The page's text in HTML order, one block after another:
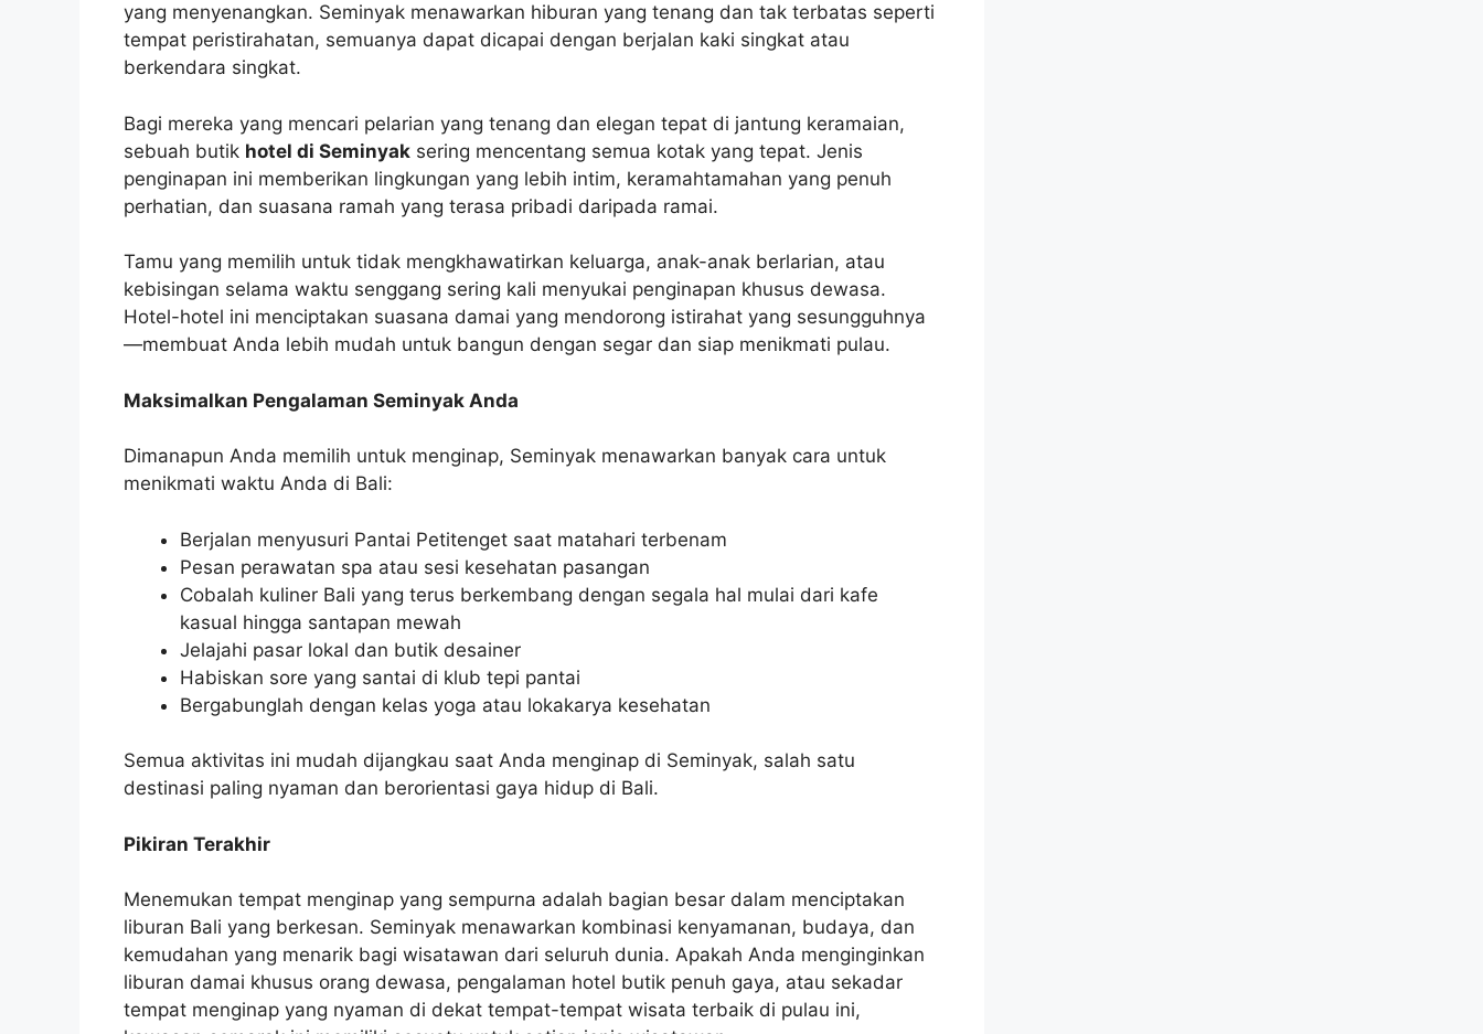
yang menyenangkan. Seminyak menawarkan hiburan yang tenang dan tak terbatas seperti
tempat peristirahatan, semuanya dapat dicapai dengan berjalan kaki singkat atau
berkendara singkat.
Bagi mereka yang mencari pelarian yang tenang dan elegan tepat di jantung keramaian,
sebuah butik hotel di Seminyak sering mencentang semua kotak yang tepat. Jenis
penginapan ini memberikan lingkungan yang lebih intim, keramahtamahan yang penuh
perhatian, dan suasana ramah yang terasa pribadi daripada ramai.
Tamu yang memilih untuk tidak mengkhawatirkan keluarga, anak-anak berlarian, atau
kebisingan selama waktu senggang sering kali menyukai penginapan khusus dewasa.
Hotel-hotel ini menciptakan suasana damai yang mendorong istirahat yang sesungguhnya
—membuat Anda lebih mudah untuk bangun dengan segar dan siap menikmati pulau.
Maksimalkan Pengalaman Seminyak Anda
Dimanapun Anda memilih untuk menginap, Seminyak menawarkan banyak cara untuk
menikmati waktu Anda di Bali:
Berjalan menyusuri Pantai Petitenget saat matahari terbenam
Pesan perawatan spa atau sesi kesehatan pasangan
Cobalah kuliner Bali yang terus berkembang dengan segala hal mulai dari kafe
kasual hingga santapan mewah
Jelajahi pasar lokal dan butik desainer
Habiskan sore yang santai di klub tepi pantai
Bergabunglah dengan kelas yoga atau lokakarya kesehatan
Semua aktivitas ini mudah dijangkau saat Anda menginap di Seminyak, salah satu
destinasi paling nyaman dan berorientasi gaya hidup di Bali.
Pikiran Terakhir
Menemukan tempat menginap yang sempurna adalah bagian besar dalam menciptakan
liburan Bali yang berkesan. Seminyak menawarkan kombinasi kenyamanan, budaya, dan
kemudahan yang menarik bagi wisatawan dari seluruh dunia. Apakah Anda menginginkan
liburan damai khusus orang dewasa, pengalaman hotel butik penuh gaya, atau sekadar
tempat menginap yang nyaman di dekat tempat-tempat wisata terbaik di pulau ini,